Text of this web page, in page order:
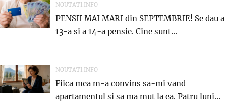
NOUTATI.INFO
PENSII MAI MARI din SEPTEMBRIE! Se dau a
13-a si a 14-a pensie. Cine sunt...
NOUTATI.INFO
Fiica mea m-a convins sa-mi vand
apartamentul si sa ma mut la ea. Patru luni...